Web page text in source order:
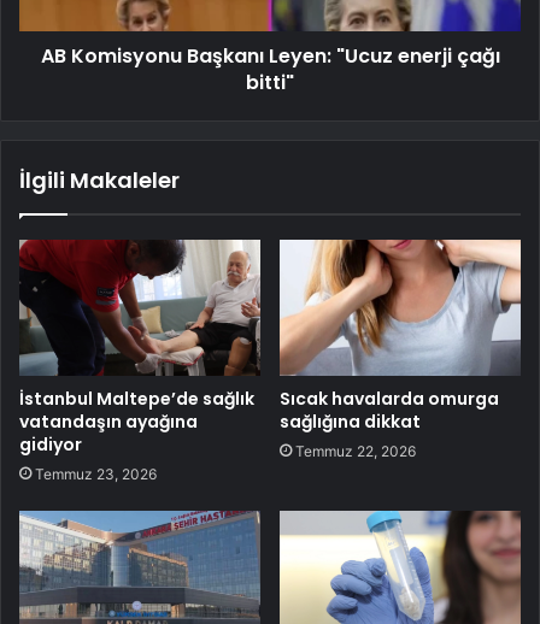
AB Komisyonu Başkanı Leyen: "Ucuz enerji çağı
bitti"
İlgili Makaleler
İstanbul Maltepe’de sağlık
vatandaşın ayağına
gidiyor
Temmuz 23, 2026
Sıcak havalarda omurga
sağlığına dikkat
Temmuz 22, 2026